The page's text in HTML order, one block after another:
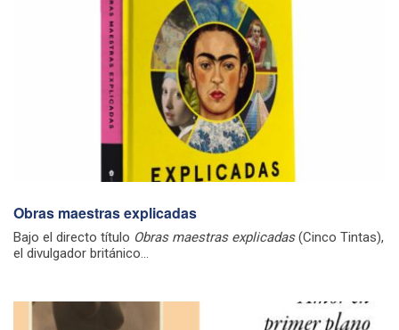
Obras maestras explicadas
Bajo el directo título Obras maestras explicadas(Cinco Tintas),
el divulgador británico...